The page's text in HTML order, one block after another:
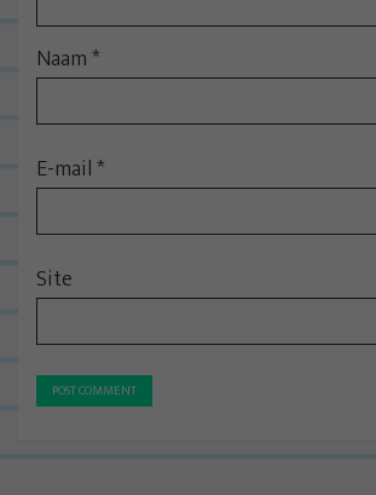
Naam*
E-mail*
Site